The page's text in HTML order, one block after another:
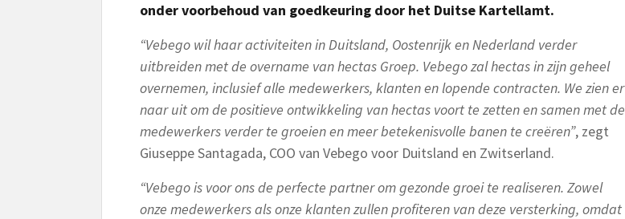
onder voorbehoud van goedkeuring door het Duitse Kartellamt.
“Vebego wil haar activiteiten in Duitsland, Oostenrijk en Nederland verder
uitbreiden met de overname van hectas Groep. Vebego zal hectas in zijn geheel
overnemen, inclusief alle medewerkers, klanten en lopende contracten. We zien er
naar uit om de positieve ontwikkeling van hectas voort te zetten en samen met de
medewerkers verder te groeien en meer betekenisvolle banen te creëren”, zegt
Giuseppe Santagada, COO van Vebego voor Duitsland en Zwitserland.
“Vebego is voor ons de perfecte partner om gezonde groei te realiseren. Zowel
onze medewerkers als onze klanten zullen profiteren van deze versterking, omdat